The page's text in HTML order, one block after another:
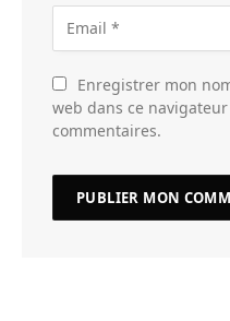
Enregistrer mon
web dans ce
commentaires.